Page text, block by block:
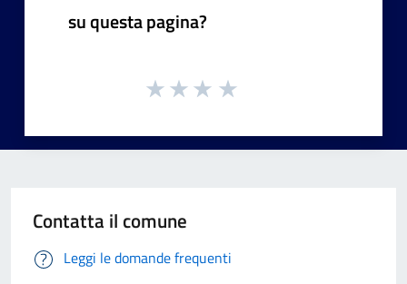
su questa pagina?
Contatta il comune
Leggi le domande frequenti